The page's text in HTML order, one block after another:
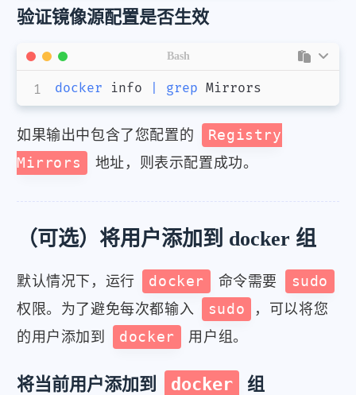
验证镜像源配置是否生效
docker info grep Mirrors
Bash
如果输出中包含了您配置的
Registry
Mirrors
地址，则表示配置成功。
（可选）将用户添加到 docker 组
默认情况下，运行 docker 命令需要
sudo
权限。为了避免每次都输入
sudo
，可以将您
的用户添加到
docker 用户组。
将当前用户添加到 docker 组